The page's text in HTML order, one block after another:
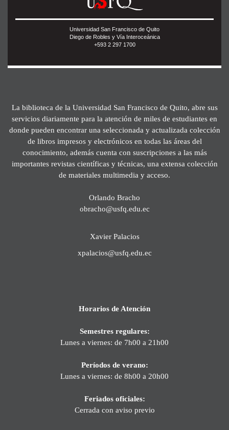
Universidad San Francisco de Quito
Diego de Robles y Vía Interoceánica
+593 2 297 1700
La biblioteca de la Universidad San Francisco de Quito, abre sus
servicios diariamente para la atención de miles de estudiantes en
donde pueden encontrar una seleccionada y actualizada colección
de libros impresos y electrónicos en todas las áreas del
conocimiento, además cuenta con suscripciones a las más
importantes revistas científicas y técnicas, una extensa colección
de materiales multimedia y acceso.
Orlando Bracho
obracho@usfq.edu.ec
Xavier Palacios
xpalacios@usfq.edu.ec
Horarios de Atención
Semestres regulares:
Lunes a viernes: de 7h00 a 21h00
Períodos de verano:
Lunes a viernes: de 8h00 a 20h00
Feriados oficiales:
Cerrada con aviso previo